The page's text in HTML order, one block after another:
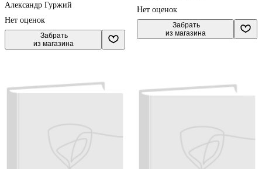
Александр Гуржий
Нет оценок
Забрать
из магазина
Нет оценок
Забрать
из магазина